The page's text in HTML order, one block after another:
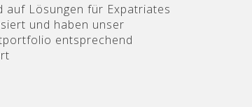
auf Lösungen für Expatriates
und haben unser
entsprechend